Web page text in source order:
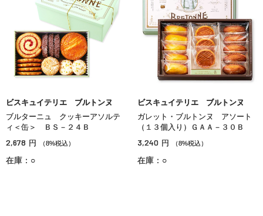
ビスキュイテリエ ブルトンヌ
ブルターニュ クッキーアソルテ
ィ＜缶＞ ＢＳ－２４Ｂ
2,678 円 （8%税込）
在庫：○
ビスキュイテリエ ブルトンヌ
ガレット・ブルトンヌ アソート
（１３個入り）ＧＡＡ－３０Ｂ
3,240 円 （8%税込）
在庫：○